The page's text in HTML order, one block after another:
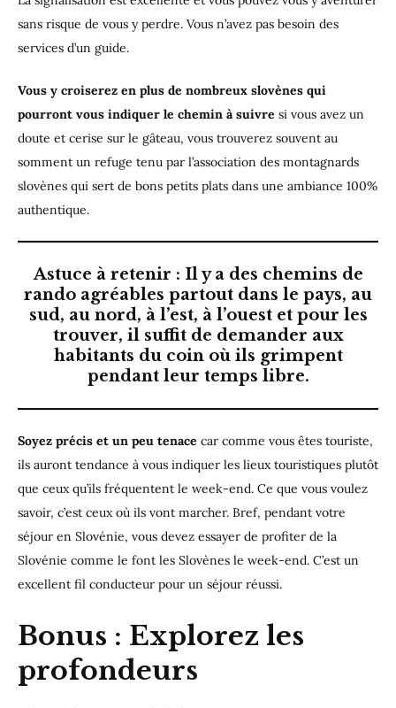
sans risque de vous y perdre. Vous n’avez pas besoin des
services d’un guide.
Vous y croiserez en plus de nombreux slovènes qui
pourront vous indiquer le chemin à suivre si vous avez un
doute et cerise sur le gâteau, vous trouverez souvent au
somment un refuge tenu par l’association des montagnards
slovènes qui sert de bons petits plats dans une ambiance 100%
authentique.
Astuce à retenir : Il y a des chemins de
rando agréables partout dans le pays, au
sud, au nord, à l’est, à l’ouest et pour les
trouver, il suffit de demander aux
habitants du coin où ils grimpent
pendant leur temps libre.
Soyez précis et un peu tenace car comme vous êtes touriste,
ils auront tendance à vous indiquer les lieux touristiques plutôt
que ceux qu’ils fréquentent le week-end. Ce que vous voulez
savoir, c’est ceux où ils vont marcher. Bref, pendant votre
séjour en Slovénie, vous devez essayer de profiter de la
Slovénie comme le font les Slovènes le week-end. C’est un
excellent fil conducteur pour un séjour réussi.
Bonus : Explorez les
profondeurs